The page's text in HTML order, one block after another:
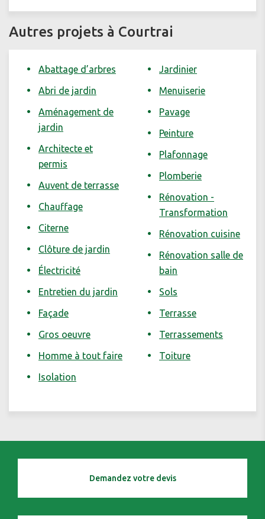
Autres projets à Courtrai
Abattage d’arbres
Abri de jardin
Aménagement de
jardin
Architecte et
permis
Auvent de terrasse
Chauffage
Citerne
Clôture de jardin
Électricité
Entretien du jardin
Façade
Gros oeuvre
Homme à tout faire
Isolation
Jardinier
Menuiserie
Pavage
Peinture
Plafonnage
Plomberie
Rénovation -
Transformation
Rénovation cuisine
Rénovation salle de
bain
Sols
Terrasse
Terrassements
Toiture
Demandez votre devis